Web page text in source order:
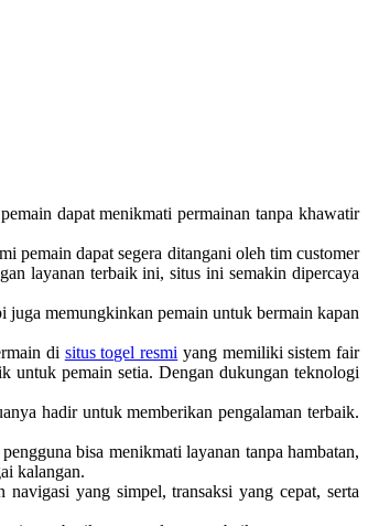
dapat menikmati permainan tanpa khawatir
pemain dapat segera ditangani oleh tim customer
layanan terbaik ini, situs ini semakin dipercaya
juga memungkinkan pemain untuk bermain kapan
di situs togel resmi yang memiliki sistem fair
untuk pemain setia. Dengan dukungan teknologi
hadir untuk memberikan pengalaman terbaik.
bisa menikmati layanan tanpa hambatan,
kalangan.
yang simpel, transaksi yang cepat, serta